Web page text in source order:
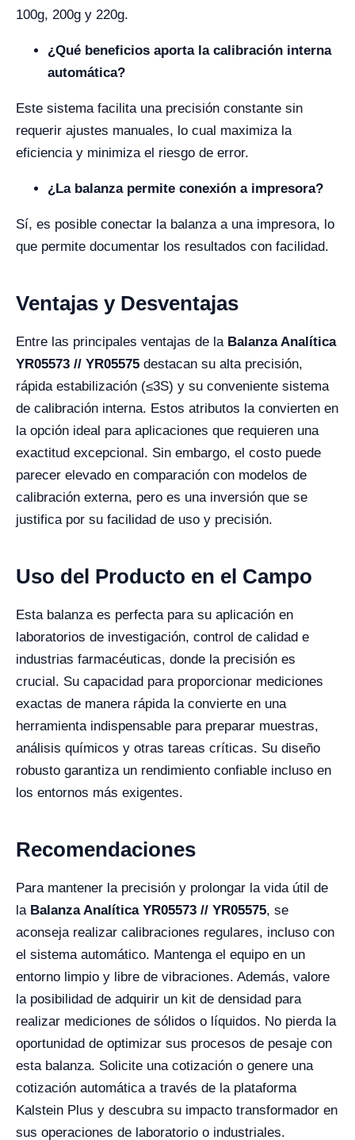
100g, 200g y 220g.
¿Qué beneficios aporta la calibración interna
automática?
Este sistema facilita una precisión constante sin
requerir ajustes manuales, lo cual maximiza la
eficiencia y minimiza el riesgo de error.
¿La balanza permite conexión a impresora?
Sí, es posible conectar la balanza a una impresora, lo
que permite documentar los resultados con facilidad.
Ventajas y Desventajas
Entre las principales ventajas de la Balanza Analítica
YR05573 // YR05575 destacan su alta precisión,
rápida estabilización (≤3S) y su conveniente sistema
de calibración interna. Estos atributos la convierten en
la opción ideal para aplicaciones que requieren una
exactitud excepcional. Sin embargo, el costo puede
parecer elevado en comparación con modelos de
calibración externa, pero es una inversión que se
justifica por su facilidad de uso y precisión.
Uso del Producto en el Campo
Esta balanza es perfecta para su aplicación en
laboratorios de investigación, control de calidad e
industrias farmacéuticas, donde la precisión es
crucial. Su capacidad para proporcionar mediciones
exactas de manera rápida la convierte en una
herramienta indispensable para preparar muestras,
análisis químicos y otras tareas críticas. Su diseño
robusto garantiza un rendimiento confiable incluso en
los entornos más exigentes.
Recomendaciones
Para mantener la precisión y prolongar la vida útil de
la Balanza Analítica YR05573 // YR05575, se
aconseja realizar calibraciones regulares, incluso con
el sistema automático. Mantenga el equipo en un
entorno limpio y libre de vibraciones. Además, valore
la posibilidad de adquirir un kit de densidad para
realizar mediciones de sólidos o líquidos. No pierda la
oportunidad de optimizar sus procesos de pesaje con
esta balanza. Solicite una cotización o genere una
cotización automática a través de la plataforma
Kalstein Plus y descubra su impacto transformador en
sus operaciones de laboratorio o industriales.